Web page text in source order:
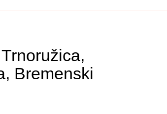
Bremenski